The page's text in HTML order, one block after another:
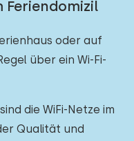
Feriendomizil
oder auf
über ein Wi-Fi-
die WiFi-Netze im
Qualität und